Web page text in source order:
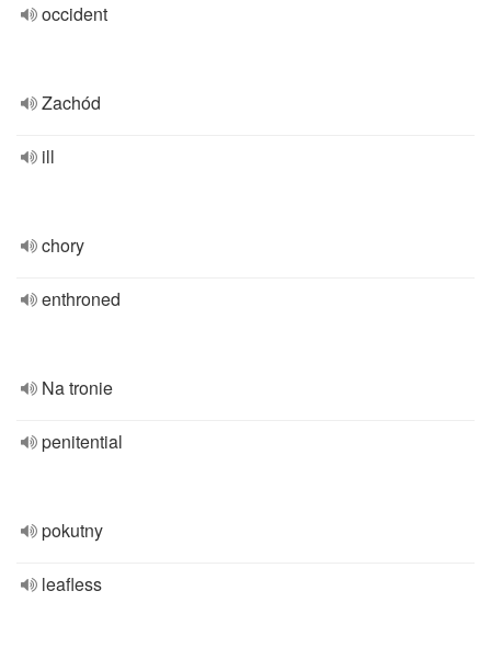
occident
Zachód
ill
chory
enthroned
Na tronie
penitential
pokutny
leafless